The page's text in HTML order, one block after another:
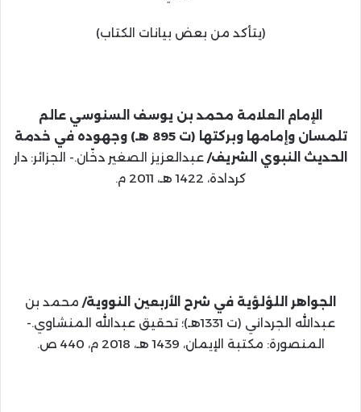
(يتأكد من بعض بيانات الكتاب)
الإمام العلامة محمد بن يوسف السنوسي عالم
تلمسان وإمامها وبركتها (ت 895 هـ) وجهوده في خدمة
الحديث النبوي الشريف/ عبدالعزيز الصغير دخّان.- الجزائر: دار
كردادة، 1422 هـ، 2011 م.
الجواهر اللؤلؤية في شرح الأربعين النووية/ محمد بن
عبدالله الجرداني (ت 1331هـ)؛ تحقيق عبدالله المنشاوي.-
المنصورة: مكتبة الإيمان، 1439 هـ، 2018 م، 440 ص.